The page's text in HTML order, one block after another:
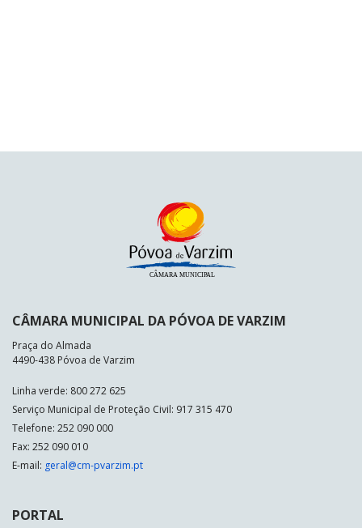
CÂMARA MUNICIPAL DA PÓVOA DE VARZIM
Praça do Almada
4490-438 Póvoa de Varzim
Linha verde: 800 272 625
Serviço Municipal de Proteção Civil: 917 315 470
Telefone: 252 090 000
Fax: 252 090 010
E-mail: geral@cm-pvarzim.pt
PORTAL